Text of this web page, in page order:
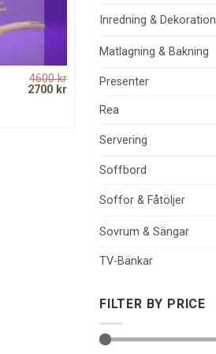
4600kr
Original
2700 krCurrent
Inredning & Dekoration
Matlagning & Bakning
Presenter
Rea
Servering
Soffbord
Soffor & Fåtöljer
Sovrum & Sängar
TV-Bänkar
FILTER BY PRICE